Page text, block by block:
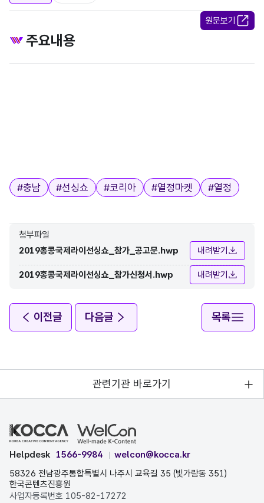
원문보기
주요내용
태그
#충남 #선싱쇼 #코리아 #열정마켓 #열정
첨부파일
2019홍콩국제라이선싱쇼_참가_공고문.hwp
내려받기
2019홍콩국제라이선싱쇼_참가신청서.hwp 내려받기
이전글 다음글 목록
관련기관 바로가기
Helpdesk 1566-9984
welcon@kocca.kr
58326 전남광주통합특별시 나주시 교육길 35 (빛가람동 351)
한국콘텐츠진흥원
사업자등록번호 105-82-17272